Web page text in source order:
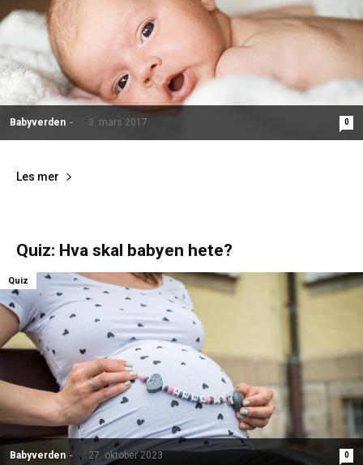
Babyverden - 3. mars 2017 0
Les mer
Quiz: Hva skal babyen hete?
Babyverden - 27. oktober 2023 0
Quiz